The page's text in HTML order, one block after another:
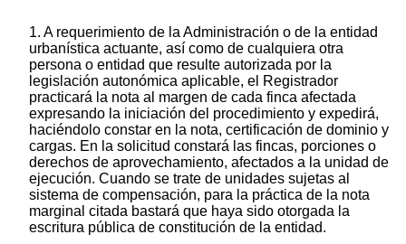
1. A requerimiento de la Administración o de la entidad
urbanística actuante, así como de cualquiera otra
persona o entidad que resulte autorizada por la
legislación autonómica aplicable, el Registrador
practicará la nota al margen de cada finca afectada
expresando la iniciación del procedimiento y expedirá,
haciéndolo constar en la nota, certificación de dominio y
cargas. En la solicitud constará las fincas, porciones o
derechos de aprovechamiento, afectados a la unidad de
ejecución. Cuando se trate de unidades sujetas al
sistema de compensación, para la práctica de la nota
marginal citada bastará que haya sido otorgada la
escritura pública de constitución de la entidad.